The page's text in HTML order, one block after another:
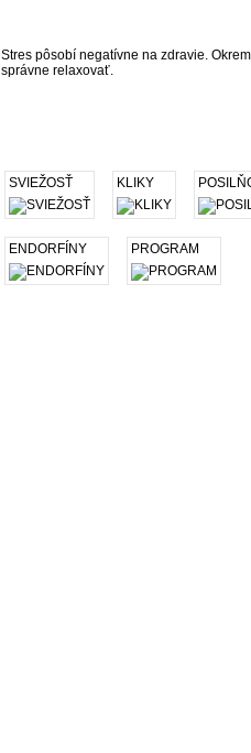
Stres pôsobí negatívne na zdravie.
správne relaxovať.
SVIEŽOSŤ KLIKY
ENDORFÍNY PROGRAM